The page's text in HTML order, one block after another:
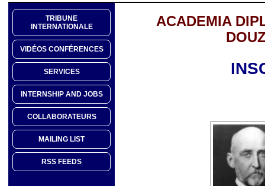
TRIBUNE
INTERNATIONALE
VIDÉOS CONFÉRENCES
SERVICES
INTERNSHIP AND JOBS
COLLABORATEURS
MAILING LIST
RSS FEEDS
ACADEMIA